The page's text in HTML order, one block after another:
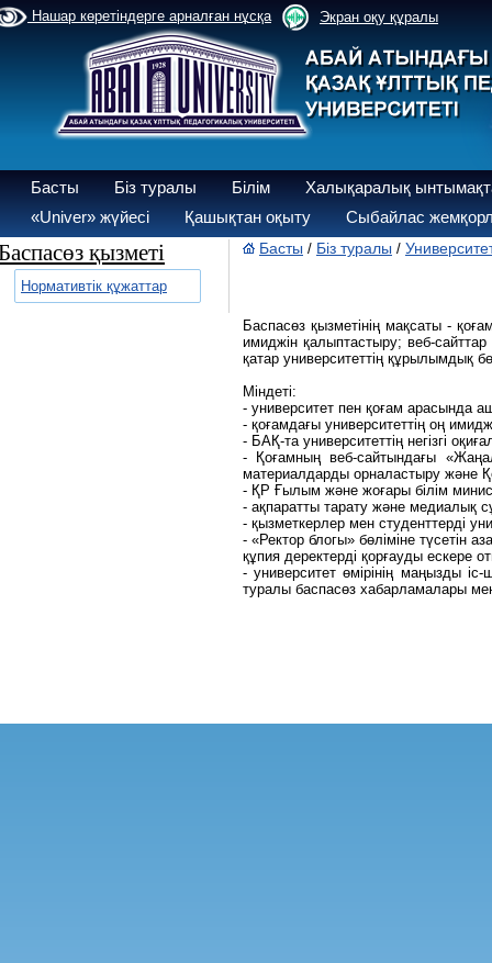
Нашар көретіндерге арналған нұсқа Экран оқу құралы
Басты Біз туралы Білім
Халықаралық
«Univer» жүйесі
Қашықтан оқыту Сыбайлас
қызметі
Нормативтік құжаттар
Басты / Біз туралы /
Баспасөз қызметінің мақсаты -
имиджін қалыптастыру; веб-
қатар университеттің құрылымдық
Міндеті:
- университет пен қоғам арасында
- қоғамдағы университеттің оң
- БАҚ-та университеттің негізгі
- Қоғамның веб-сайтындағы
материалдарды орналастыру және
- ҚР Ғылым және жоғары білім
- ақпаратты тарату және медиалық
- қызметкерлер мен студенттерді
- «Ректор блогы» бөліміне түсетін
құпия деректерді қорғауды ескере
- университет өмірінің маңызды
туралы баспасөз хабарламалары